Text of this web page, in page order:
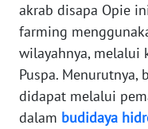
akrab disapa Opie
farming
wilayahnya, melalui
Puspa.
didapat melalui
dalam budidaya
WN
NTT
WN
KEPRI